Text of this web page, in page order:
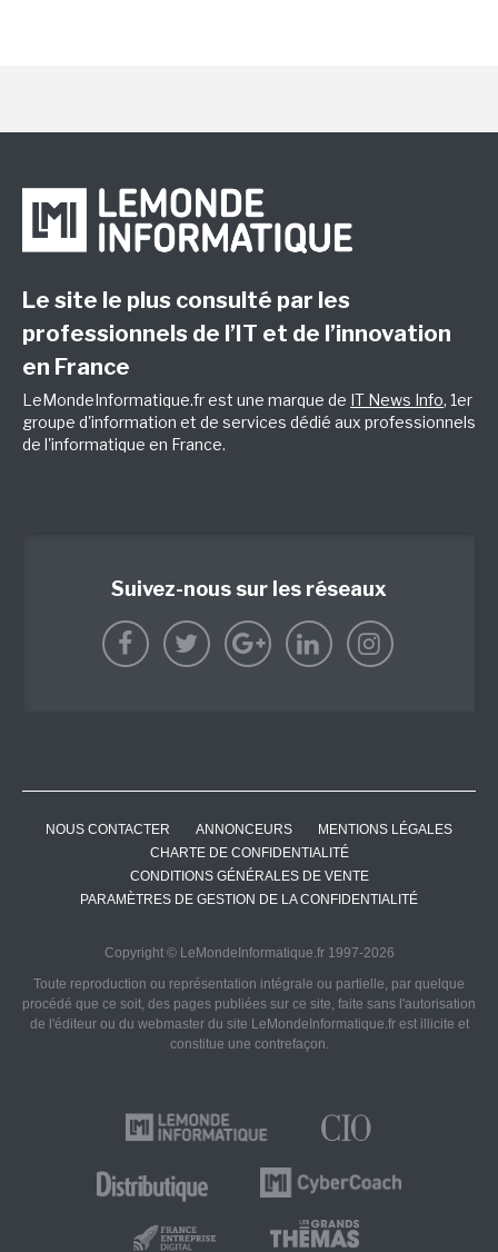
Le site le plus consulté par les
professionnels de l’IT et de l’innovation
en France
LeMondeInformatique.fr est une marque de IT News Info, 1er
groupe d'information et de services dédié aux professionnels
de l'informatique en France.
Suivez-nous sur les réseaux
NOUS CONTACTER ANNONCEURS
MENTIONS LÉGALES
CHARTE DE CONFIDENTIALITÉ
CONDITIONS GÉNÉRALES DE VENTE
PARAMÈTRES DE GESTION DE LA CONFIDENTIALITÉ
Copyright © LeMondeInformatique.fr 1997-2026
Toute reproduction ou représentation intégrale ou partielle, par quelque
procédé que ce soit, des pages publiées sur ce site, faite sans l'autorisation
de l'éditeur ou du webmaster du site LeMondeInformatique.fr est illicite et
constitue une contrefaçon.